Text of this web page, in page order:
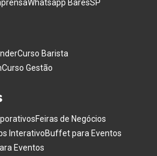
Whatsapp BaresSP
Curso Barista
Curso Gestão
Feiras de Negócios
InterativoBuffet para Eventos
Eventos